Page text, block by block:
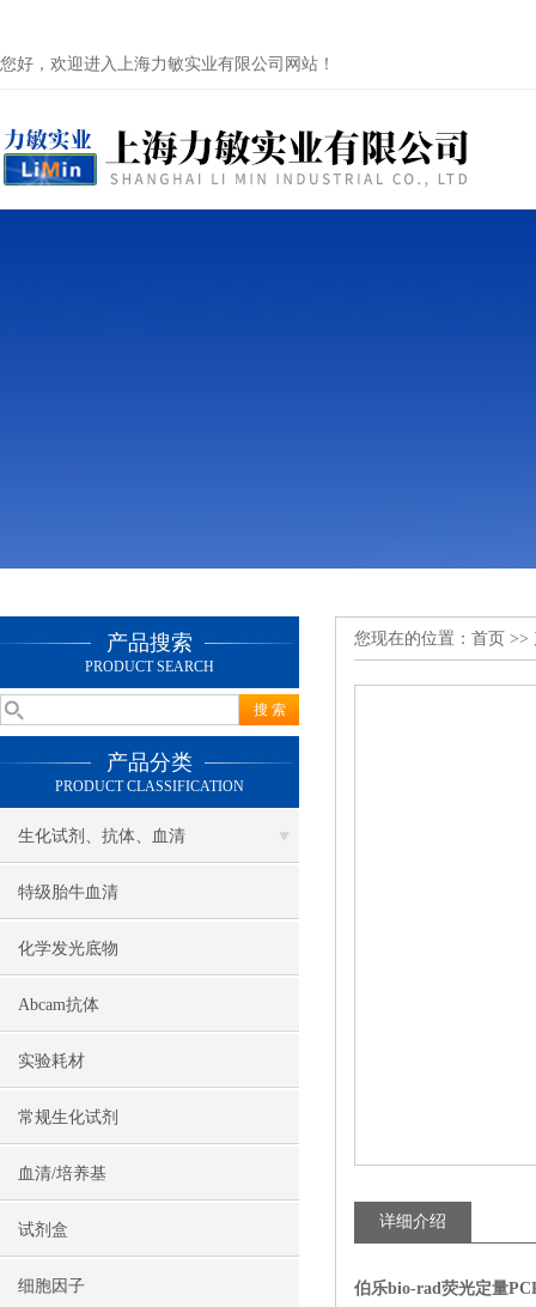
您好，欢迎进入上海力敏实业有限公司网站！
产品搜索
PRODUCT SEARCH
产品分类
PRODUCT CLASSIFICATION
生化试剂、抗体、血清
特级胎牛血清
化学发光底物
Abcam抗体
实验耗材
常规生化试剂
血清/培养基
试剂盒
细胞因子
您现在的位置： 首页 >>
详细介绍
伯乐bio-rad荧光定量